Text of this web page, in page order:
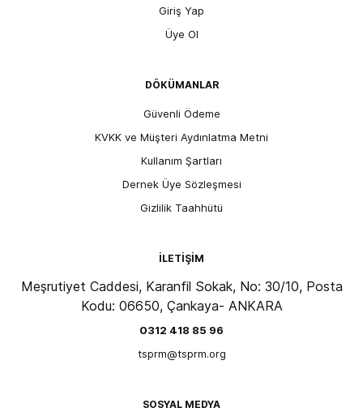
Giriş Yap
Üye Ol
DÖKÜMANLAR
Güvenli Ödeme
KVKK ve Müşteri Aydınlatma Metni
Kullanım Şartları
Dernek Üye Sözleşmesi
Gizlilik Taahhütü
İLETİŞİM
Meşrutiyet Caddesi, Karanfil Sokak, No: 30/10, Posta
Kodu: 06650, Çankaya- ANKARA
0312 418 85 96
tsprm@tsprm.org
SOSYAL MEDYA